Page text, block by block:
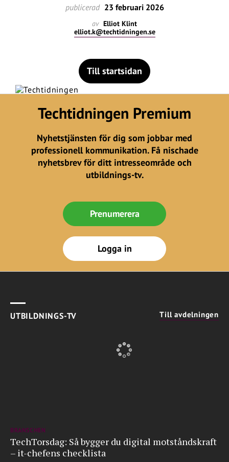
publicerad 23 februari 2026
av Elliot Klint
elliot.k@techtidningen.se
Till startsidan
Techtidningen Premium
Nyhetstjänsten för dig som jobbar med
professionell kommunikation. Få nischade
nyhetsbrev för ditt intresseområde och
utbildnings-tv.
Prenumerera
Logga in
UTBILDNINGS-TV Till avdelningen
BRANSCHEN
TechTorsdag: Så bygger du digital motståndskraft
– it-chefens checklista